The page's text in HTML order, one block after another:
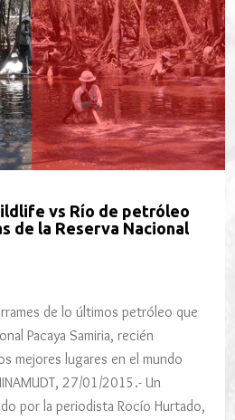
vs Río de petróleo
de la Reserva Nacional
de lo últimos petróleo que
Pacaya Samiria, recién
mejores lugares en el mundo
27/01/2015.- Un
por la periodista Rocío Hurtado,